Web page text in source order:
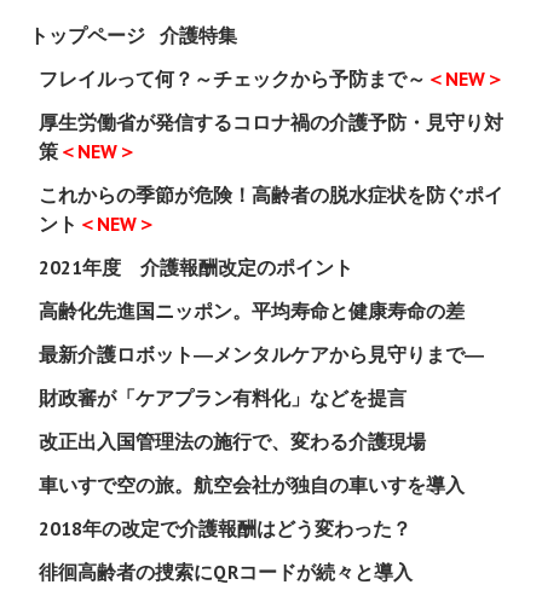
トップページ 介護特集
フレイルって何？～チェックから予防まで～ ＜NEW＞
厚生労働省が発信するコロナ禍の介護予防・見守り対
策 ＜NEW＞
これからの季節が危険！高齢者の脱水症状を防ぐポイ
ント ＜NEW＞
2021年度 介護報酬改定のポイント
高齢化先進国ニッポン。平均寿命と健康寿命の差
最新介護ロボット―メンタルケアから見守りまで―
財政審が「ケアプラン有料化」などを提言
改正出入国管理法の施行で、変わる介護現場
車いすで空の旅。航空会社が独自の車いすを導入
2018年の改定で介護報酬はどう変わった？
徘徊高齢者の捜索にQRコードが続々と導入